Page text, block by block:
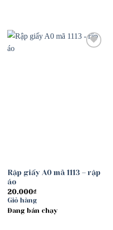
Rập giấy A0 mã 1113 – rập
áo
20.000₫
Giỏ hàng
Đang bán chạy